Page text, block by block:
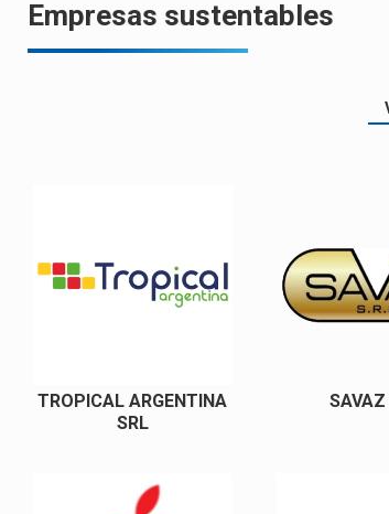
Empresas sustentables
TROPICAL ARGENTINA
SRL
SAVAZ